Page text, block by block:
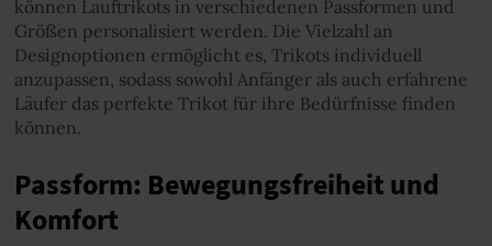
können Lauftrikots in verschiedenen Passformen und
Größen personalisiert werden. Die Vielzahl an
Designoptionen ermöglicht es, Trikots individuell
anzupassen, sodass sowohl Anfänger als auch erfahrene
Läufer das perfekte Trikot für ihre Bedürfnisse finden
können.
Passform: Bewegungsfreiheit und
Komfort